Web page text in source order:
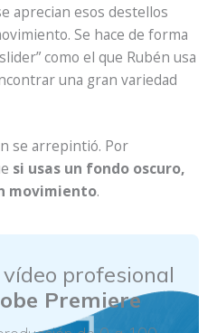
aprecian esos destellos
Se hace de forma
como el que Rubén usa
una gran variedad
se arrepintió. Por
si usas un fondo oscuro,
movimiento.
profesional
Premiere